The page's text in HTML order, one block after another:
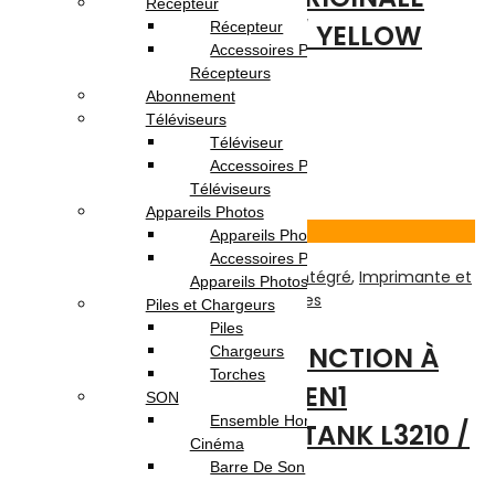
EPSON ECOTANK 103 / YELLOW
sur 5
Ajouter au panier
Imprimante à Réservoir intégré, Imprimante et
Multifonction Jet d'encre,Imprimantes
IMPRIMANTE MULTIFONCTION À
RÉSERVOIR INTÉGRÉ 3EN1
COULEUR EPSON ECOTANK L3210 /
Récepteur
Accessoires Pour
Récepteurs
Abonnement
Téléviseurs
Téléviseur
Accessoires Pour
Téléviseurs
Appareils Photos
Appareils Photo
Accessoires Pour
Appareils Photos
Piles et Chargeurs
Piles
Chargeurs
Torches
SON
Ensemble Home
Cinéma
Barre De Son